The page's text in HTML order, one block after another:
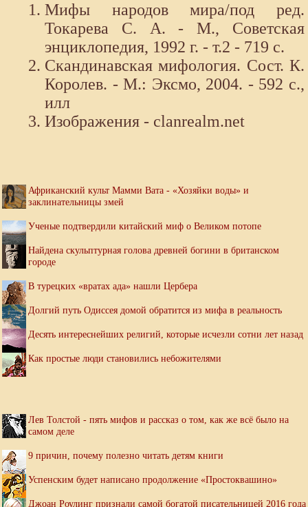
Мифы народов мира/под ред.
Токарева С. А. - М., Советская
энциклопедия, 1992 г. - т.2 - 719 с.
Скандинавская мифология. Сост. К.
Королев. - М.: Эксмо, 2004. - 592 с.,
илл
Изображения - clanrealm.net
Африканский культ Мамми Вата - «Хозяйки воды» и
заклинательницы змей
Ученые подтвердили китайский миф о Великом потопе
Найдена скульптурная голова древней богини в британском
городе
В турецких «вратах ада» нашли Цербера
Долгий путь Одиссея домой обратится из мифа в реальность
Десять интереснейших религий, которые исчезли сотни лет назад
Как простые люди становились небожителями
Лев Толстой - пять мифов и рассказ о том, как же всё было на
самом деле
9 причин, почему полезно читать детям книги
Успенским будет написано продолжение «Простоквашино»
Джоан Роулинг признали самой богатой писательницей 2016 года